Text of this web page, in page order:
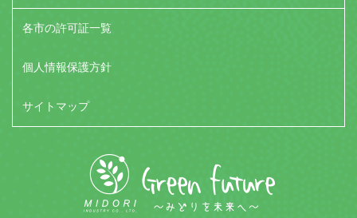
各市の許可証一覧
個人情報保護方針
サイトマップ